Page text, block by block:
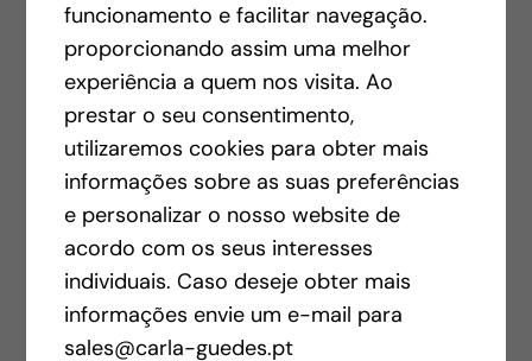
Insights
de
Comunicação
quantity
Add to cart
Category: Publicações
Tags: Comunicação , Reputação
Partilhe no
Facebook
Partilhe no
Twitter
funcionamento e facilitar navegação.
proporcionando assim uma melhor
experiência a quem nos visita. Ao
prestar o seu consentimento,
utilizaremos cookies para obter mais
informações sobre as suas preferências
e personalizar o nosso website de
acordo com os seus interesses
individuais. Caso deseje obter mais
informações envie um e-mail para
sales@carla-guedes.pt